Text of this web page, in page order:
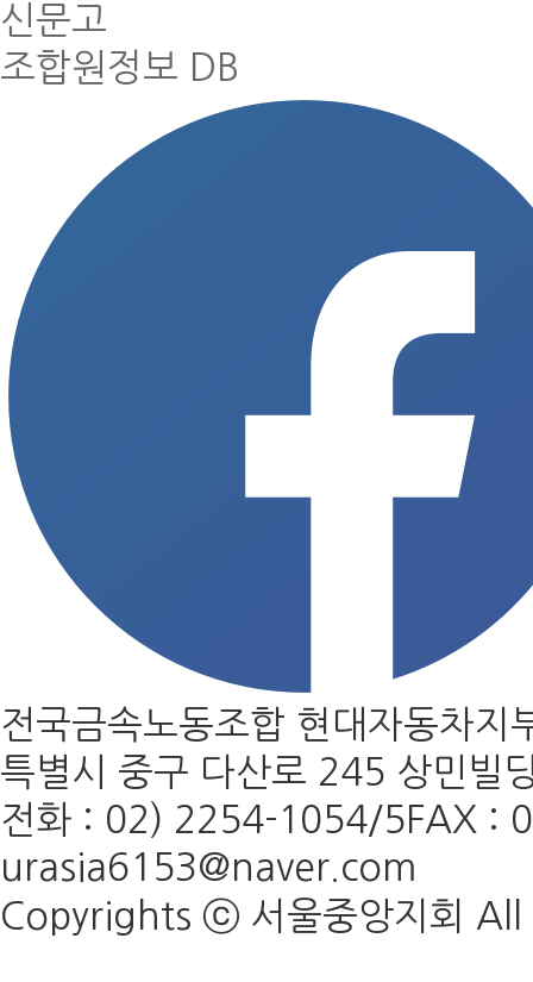
신문고
조합원정보 DB
전국금속노동조합 현대자동차지
특별시 중구 다산로 245 상민빌
전화 : 02) 2254-1054/5FAX :
urasia6153@naver.com
Copyrights ⓒ 서울중앙지회 All